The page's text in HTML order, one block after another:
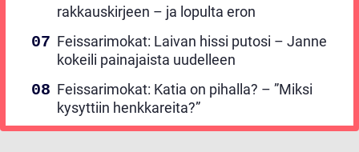
rakkauskirjeen – ja lopulta eron
Feissarimokat: Laivan hissi putosi – Janne
kokeili painajaista uudelleen
Feissarimokat: Katia on pihalla? – ”Miksi
kysyttiin henkkareita?”